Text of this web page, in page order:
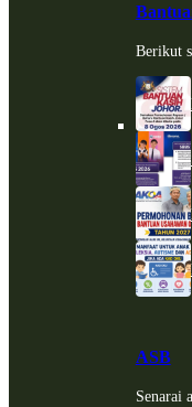
Berikut
ASB
Senarai